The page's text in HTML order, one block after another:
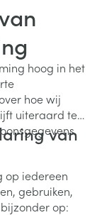
hoog in het
hoe wij
uiteraard ten
van
op iedereen
gebruiken,
op: